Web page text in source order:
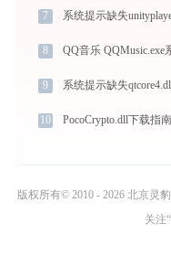
7 系统提示缺失
8 QQ音乐 QQMusic.exe
9 系统提示缺失
10
版权所有© 2010 - 2026 北京灵
关注